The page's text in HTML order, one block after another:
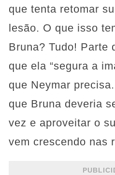
que tenta retomar
lesão. O que isso
Bruna? Tudo! Parte
que ela “segura a
que Neymar
que Bruna deveria
vez e aproveitar o
vem crescendo nas